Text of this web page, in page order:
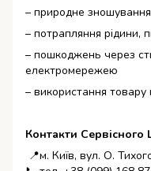
– природне зношування
– потрапляння рідини,
– пошкоджень через
електромережею
– використання
Контакти Сервісного
📍м. Київ, вул. О.